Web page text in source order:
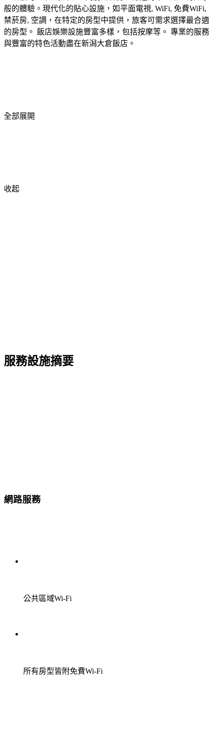
般的體驗。現代化的貼心設施，如平面電視, WiFi, 免費WiFi,
禁菸房, 空調，在特定的房型中提供，旅客可需求選擇最合適
的房型。 飯店娛樂設施豐富多樣，包括按摩等。 專業的服務
與豐富的特色活動盡在新潟大倉飯店。
全部展開
收起
服務設施摘要
網路服務
公共區域Wi-Fi
所有房型皆附免費Wi-Fi